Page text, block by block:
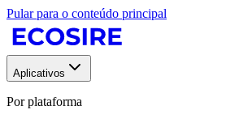
Pular para o conteúdo principal
Aplicativos
Por plataforma